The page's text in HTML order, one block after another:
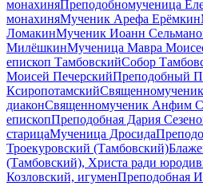
монахиняПреподобномученица
монахиняМученик Арефа Ерёмкин
ЛомакинМученик Иоанн
МилёшкинМученица Мавра
епископ ТамбовскийСобор
Моисей ПечерскийПреподобный
Ксиропотамский
диаконСвященномученик Анфим
епископПреподобная Дария
старицаМученица Дросида
Троекуровский (Тамбовский)
(Тамбовский), Христа ради
Козловский, игуменПреподобная